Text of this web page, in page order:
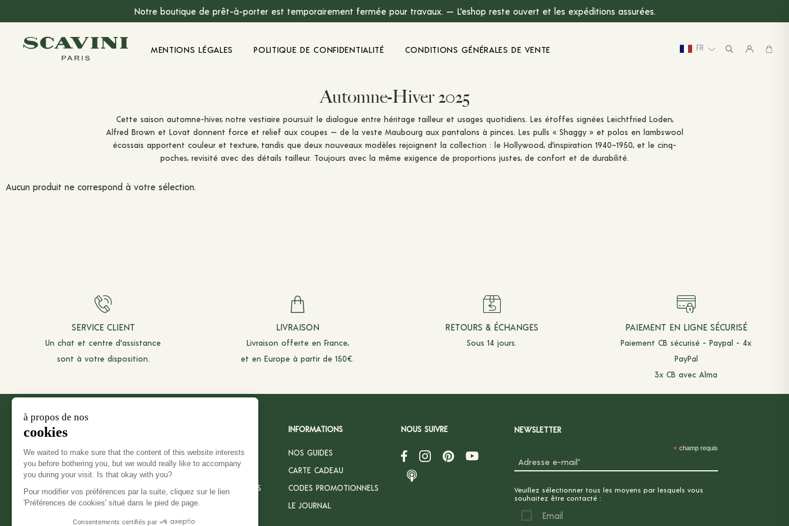
Notre boutique de prêt-à-porter est temporairement fermée pour travaux. — L'eshop reste ouvert et les expéditions assurées.
MENTIONS LÉGALES POLITIQUE DE CONFIDENTIALITÉ CONDITIONS GÉNÉRALES DE VENTE FR
Automne-Hiver 2025
Cette saison automne-hiver, notre vestiaire poursuit le dialogue entre héritage tailleur et usages quotidiens. Les étoffes signées Leichtfried Loden,
Alfred Brown et Lovat donnent force et relief aux coupes — de la veste Maubourg aux pantalons à pinces. Les pulls « Shaggy » et polos en lambswool
écossais apportent couleur et texture, tandis que deux nouveaux modèles rejoignent la collection : le Hollywood, d’inspiration 1940–1950, et le cinq-
poches, revisité avec des détails tailleur. Toujours avec la même exigence de proportions justes, de confort et de durabilité.
Aucun produit ne correspond à votre sélection.
SERVICE CLIENT
Un chat et centre d'assistance
sont à votre disposition.
LIVRAISON
Livraison offerte en France,
et en Europe à partir de 150€.
RETOURS & ÉCHANGES
Sous 14 jours.
PAIEMENT EN LIGNE SÉCURISÉ
Paiement CB sécurisé - Paypal - 4x
PayPal
3x CB avec Alma
À PROPOS
LA MAISON
BOUTIQUES
LE SUR-MESURE
CONTACT
RETOURS ET ÉCHANGES
CRÉER UN RETOUR
INFORMATIONS
NOS GUIDES
CARTE CADEAU
CODES PROMOTIONNELS
LE JOURNAL
NOUS SUIVRE NEWSLETTER
* champ requis
Veuillez sélectionner tous les moyens par lesquels vous
souhaitez être contacté :
Email